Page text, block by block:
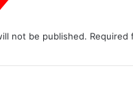
not be published. Required